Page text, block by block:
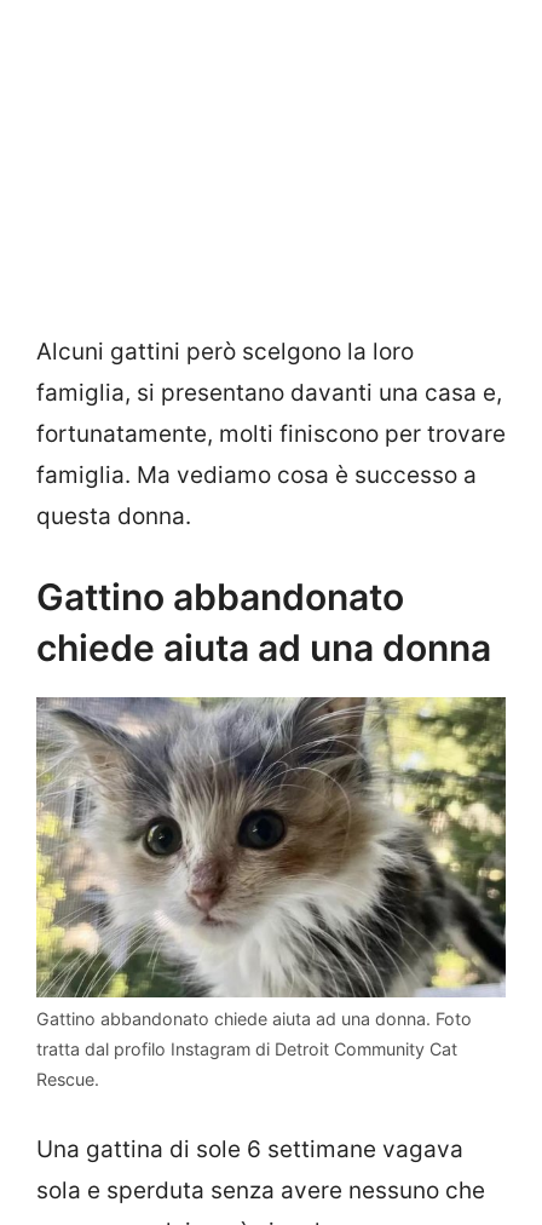
Alcuni gattini però scelgono la loro
famiglia, si presentano davanti una casa e,
fortunatamente, molti finiscono per trovare
famiglia. Ma vediamo cosa è successo a
questa donna.
Gattino abbandonato
chiede aiuta ad una donna
Gattino abbandonato chiede aiuta ad una donna. Foto
tratta dal profilo Instagram di Detroit Community Cat
Rescue.
Una gattina di sole 6 settimane vagava
sola e sperduta senza avere nessuno che